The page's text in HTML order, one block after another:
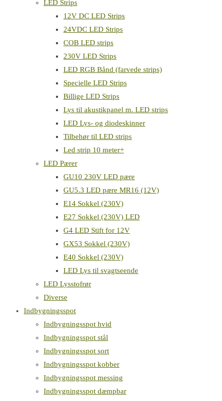
LED Strips
12V DC LED Strips
24VDC LED Strips
COB LED strips
230V LED Strips
LED RGB Bånd (farvede strips)
Specielle LED Strips
Billige LED Strips
Lys til akustikpanel m. LED strips
LED Lys- og diodeskinner
Tilbehør til LED strips
Led strip 10 meter+
LED Pærer
GU10 230V LED pære
GU5.3 LED pære MR16 (12V)
E14 Sokkel (230V)
E27 Sokkel (230V) LED
G4 LED Stift for 12V
GX53 Sokkel (230V)
E40 Sokkel (230V)
LED Lys til svagtseende
LED Lysstofrør
Diverse
Indbygningsspot
Indbygningsspot hvid
Indbygningsspot stål
Indbygningsspot sort
Indbygningsspot kobber
Indbygningsspot messing
Indbygningsspot dæmpbar